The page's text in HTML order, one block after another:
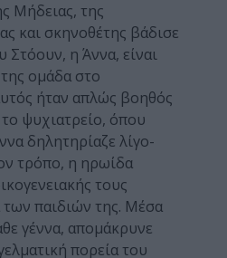
Μήδειας, της
και σκηνοθέτης βάδισε
Στόουν, η Άννα, είναι
ομάδα στο
ήταν απλώς βοηθός
ψυχιατρείο, όπου
δηλητηρίαζε λίγο-
τρόπο, η ηρωίδα
τους
των παιδιών της. Μέσα
γέννα, απομάκρυνε
πορεία του